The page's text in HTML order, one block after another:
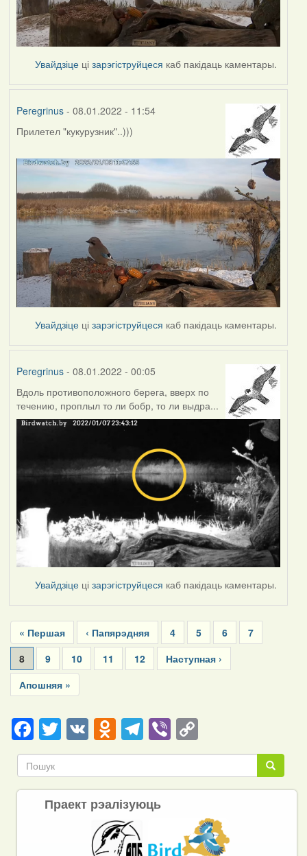
Увайдзіце цізарэгіструйцеся каб пакідаць каментары.
Peregrinus- 08.01.2022 - 11:54
Прилетел "кукурузник"..)))
Увайдзіце цізарэгіструйцеся каб пакідаць каментары.
Peregrinus- 08.01.2022 - 00:05
Вдоль противоположного берега, вверх по
течению, проплыл то ли бобр, то ли выдра...
Увайдзіце цізарэгіструйцеся каб пакідаць каментары.
Pagination
First
page
« Першая
Previous
page
‹ Папярэдняя Page
4 Page
5 Page
6 Page
7
Current
page
8 Page
9 Page
10 Page
11 Page
12
Next
page
Наступная ›
Last
page
Апошняя »
Facebook
Twitter
VKOdnoklassniki
Telegram
ViberCopy
Link Пошук
Пошук
Праект рэалізуюць